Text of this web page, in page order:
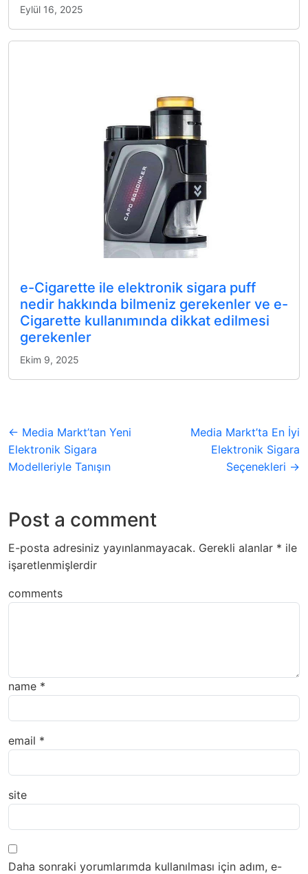
Eylül 16, 2025
e-Cigarette ile elektronik sigara puff
nedir hakkında bilmeniz gerekenler ve e-
Cigarette kullanımında dikkat edilmesi
gerekenler
Ekim 9, 2025
← Media Markt’tan Yeni
Elektronik Sigara
Modelleriyle Tanışın
Media Markt’ta En İyi
Elektronik Sigara
Seçenekleri →
Post a comment
E-posta adresiniz yayınlanmayacak. Gerekli alanlar * ile
işaretlenmişlerdir
comments
name *
email *
site
Daha sonraki yorumlarımda kullanılması için adım, e-